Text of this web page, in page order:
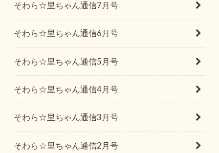
そわら☆里ちゃん通信7月号
そわら☆里ちゃん通信6月号
そわら☆里ちゃん通信5月号
そわら☆里ちゃん通信4月号
そわら☆里ちゃん通信3月号
そわら☆里ちゃん通信2月号